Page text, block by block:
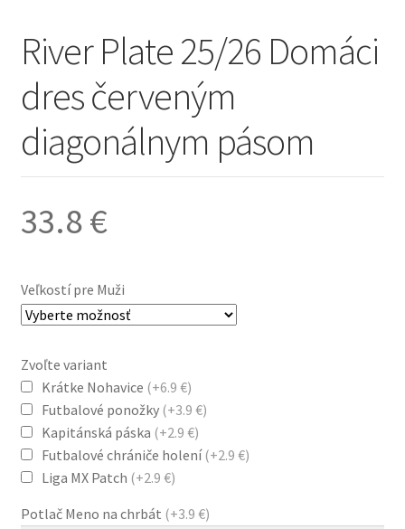
River Plate 25/26 Domáci
dres červeným
diagonálnym pásom
33.8€
Veľkostí pre Muži
Zvoľte variant
Krátke Nohavice (+6.9 €)
Futbalové ponožky (+3.9 €)
Kapitánská páska (+2.9 €)
Futbalové chrániče holení(+2.9 €)
Liga MX Patch (+2.9 €)
Potlač Meno na chrbát (+3.9 €)